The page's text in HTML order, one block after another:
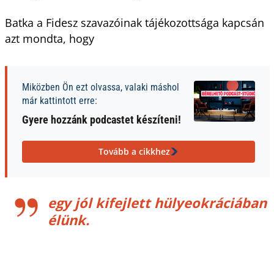
Batka a Fidesz szavazóinak tájékozottsága kapcsán
azt mondta, hogy
Miközben Ön ezt olvassa, valaki máshol
már kattintott erre:
Gyere hozzánk podcastet készíteni!
Tovább a cikkhez
egy jól kifejlett hülyeokráciában
élünk.